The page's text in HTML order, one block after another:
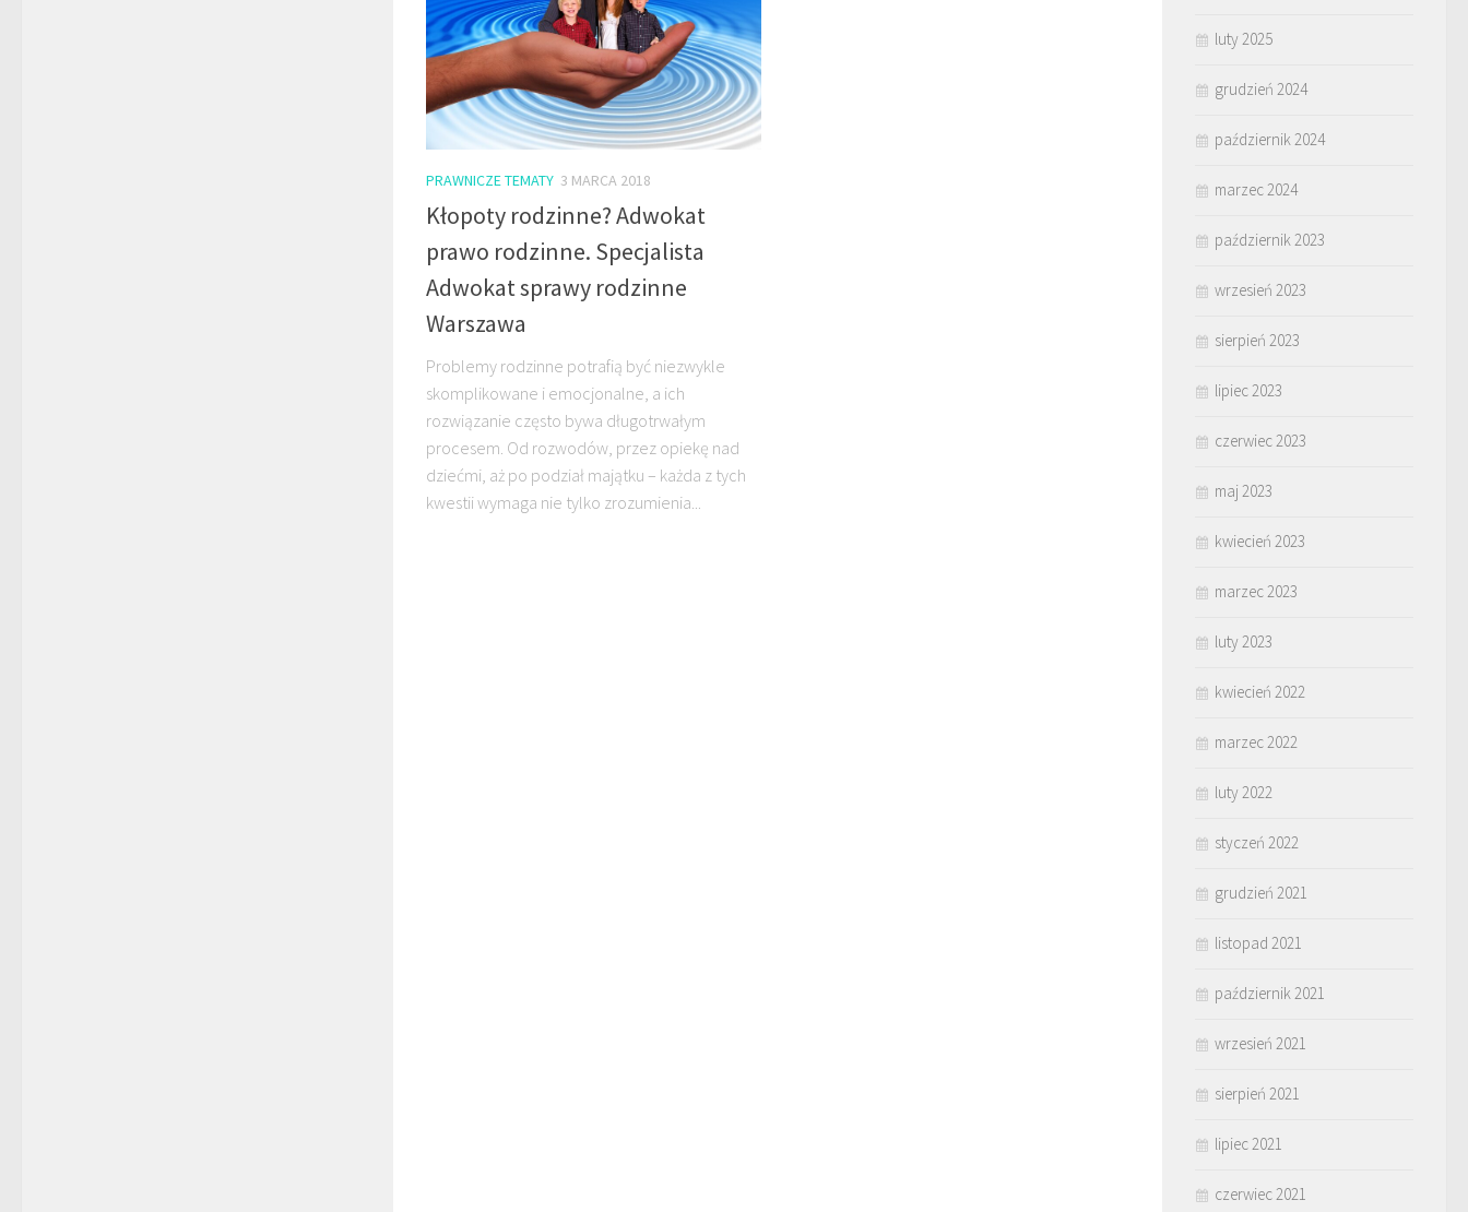
PRAWNICZE TEMATY 3 MARCA 2018
Kłopoty rodzinne? Adwokat
prawo rodzinne. Specjalista
Adwokat sprawy rodzinne
Warszawa
Problemy rodzinne potrafią być niezwykle
skomplikowane i emocjonalne, a ich
rozwiązanie często bywa długotrwałym
procesem. Od rozwodów, przez opiekę nad
dziećmi, aż po podział majątku – każda z tych
kwestii wymaga nie tylko zrozumienia...
luty 2025
grudzień 2024
październik 2024
marzec 2024
październik 2023
wrzesień 2023
sierpień 2023
lipiec 2023
czerwiec 2023
maj 2023
kwiecień 2023
marzec 2023
luty 2023
kwiecień 2022
marzec 2022
luty 2022
styczeń 2022
grudzień 2021
listopad 2021
październik 2021
wrzesień 2021
sierpień 2021
lipiec 2021
czerwiec 2021